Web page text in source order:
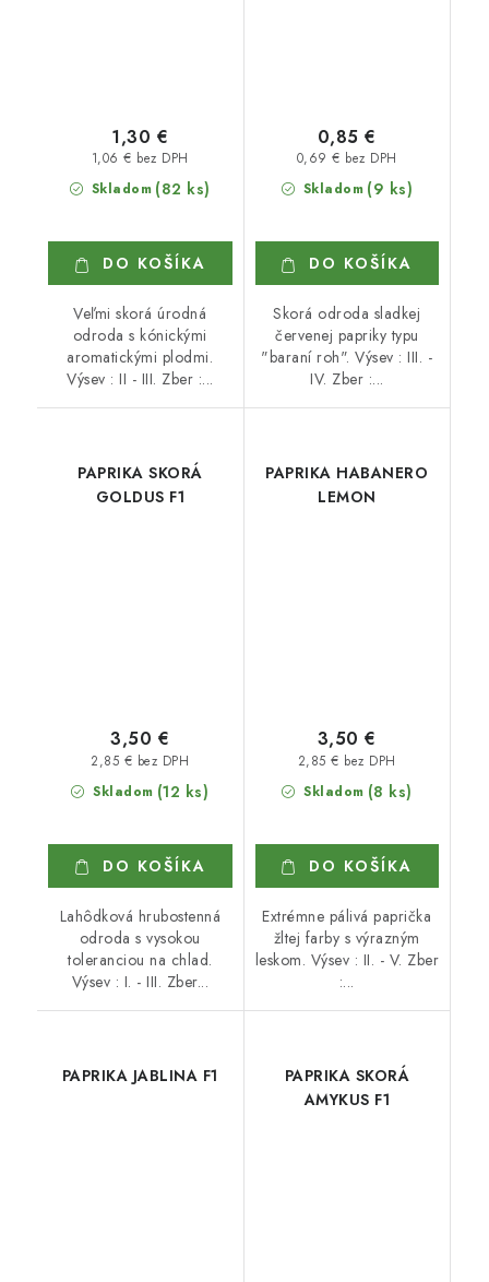
Skladom (82 ks)
1,06 € bez DPH
1,30 €
DO KOŠÍKA
Veľmi skorá úrodná
odroda s kónickými
aromatickými plodmi.
Výsev : II - III. Zber :...
Skladom (9 ks)
0,69 € bez DPH
0,85 €
DO KOŠÍKA
Skorá odroda sladkej
červenej papriky typu
"baraní roh". Výsev : III. -
IV. Zber :...
PAPRIKA SKORÁ
GOLDUS F1
Skladom (12 ks)
2,85 € bez DPH
3,50 €
DO KOŠÍKA
Lahôdková hrubostenná
odroda s vysokou
toleranciou na chlad.
Výsev : I. - III. Zber...
PAPRIKA HABANERO
LEMON
Skladom (8 ks)
2,85 € bez DPH
3,50 €
DO KOŠÍKA
Extrémne pálivá paprička
žltej farby s výrazným
leskom. Výsev : II. - V. Zber
:...
PAPRIKA JABLINA F1
PAPRIKA SKORÁ
AMYKUS F1